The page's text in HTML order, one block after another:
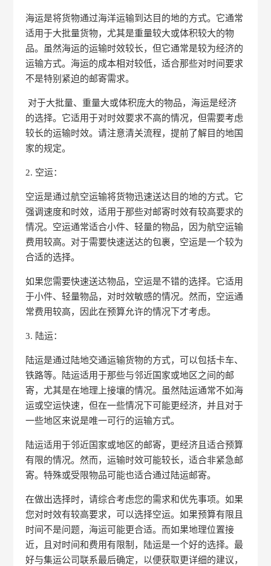
海运是将货物通过海洋运输到达目的地的方式。它通常
适用于大批量货物，尤其是重量较大或体积较大的物
品。虽然海运的运输时效较长，但它通常是较为经济的
运输方式。海运的成本相对较低，适合那些对时间要求
不是特别紧迫的邮寄需求。
对于大批量、重量大或体积庞大的物品，海运是经济
的选择。它适用于对时效要求不高的情况，但需要考虑
较长的运输时效。请注意清关流程，提前了解目的地国
家的规定。
2. 空运：
空运是通过航空运输将货物迅速送达目的地的方式。它
强调速度和时效，适用于那些对邮寄时效有较高要求的
情况。空运通常适合小件、轻量的物品，因为航空运输
费用较高。对于需要快速送达的包裹，空运是一个较为
合适的选择。
如果您需要快速送达物品，空运是不错的选择。它适用
于小件、轻量物品，对时效敏感的情况。然而，空运通
常费用较高，因此在预算允许的情况下才考虑。
3. 陆运：
陆运是通过陆地交通运输货物的方式，可以包括卡车、
铁路等。陆运适用于那些与邻近国家或地区之间的邮
寄，尤其是在地理上接壤的情况。虽然陆运通常不如海
运或空运快速，但在一些情况下可能更经济，并且对于
一些地区来说是唯一可行的运输方式。
陆运适用于邻近国家或地区的邮寄，更经济且适合预算
有限的情况。然而，运输时效可能较长，适合非紧急邮
寄。特殊或受限物品可能也适合通过陆运邮寄。
在做出选择时，请综合考虑您的需求和优先事项。如果
您对时效有较高要求，可以选择空运。如果预算有限且
时间不是问题，海运可能更合适。而如果地理位置接
近，且对时间和费用有限制，陆运是一个好的选择。最
好与集运公司联系最后确定，以便获取更详细的建议，